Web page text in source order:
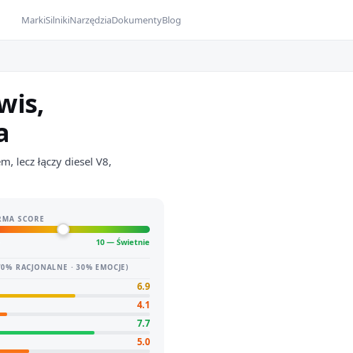
MarkiSilnikiNarzędziaDokumentyBlog
lecz łączy diesel V8,
SCORE
10 — Świetnie
RACJONALNE · 30% EMOCJE)
6.9
4.1
7.7
5.0